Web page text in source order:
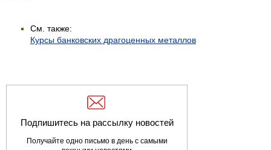
См. также:
Курсы банковских драгоценных металлов
Подпишитесь на рассылку новостей
Получайте одно письмо в день с самыми